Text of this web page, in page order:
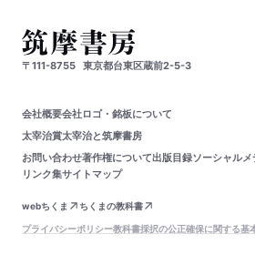
〒111-8755 東京都台東区蔵前2-5-3
会社概要会社ロゴ・銘板について
太宰治賞太宰治と筑摩書房
お問い合わせ著作権について出版目録ソーシャル
リンク集サイトマップ
webちくま
ちくまの教科書
プライバシーポリシー教科書採択の公正確保に関する基